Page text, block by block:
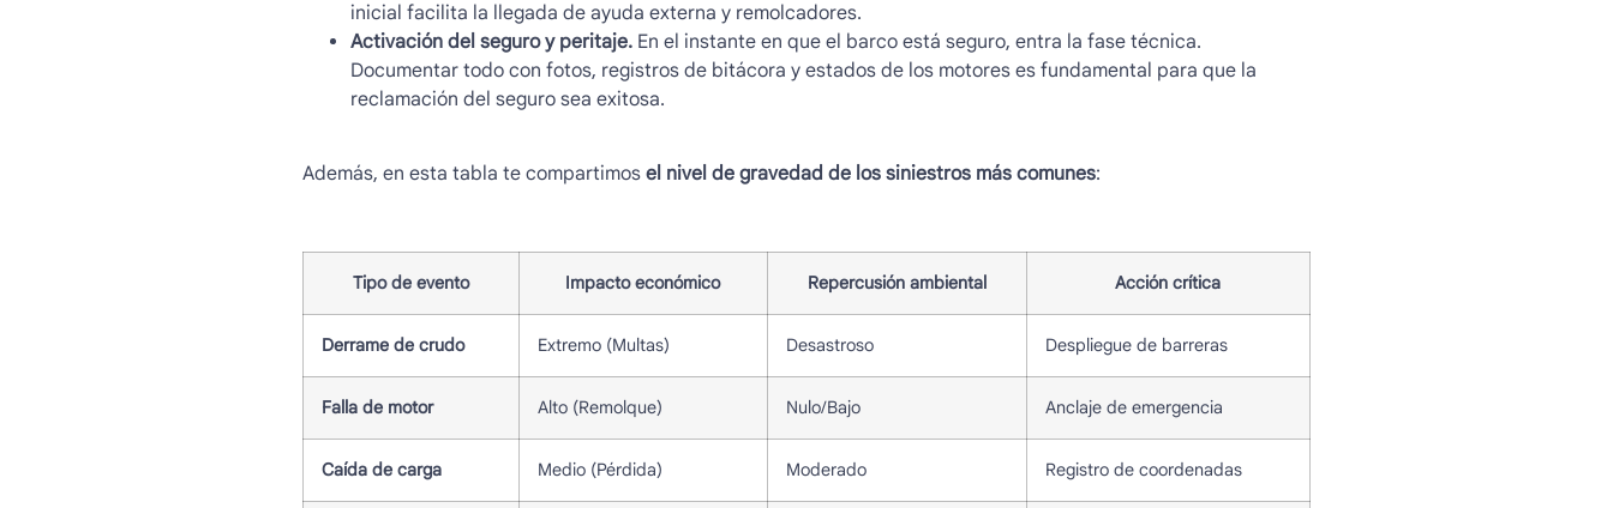
inicial facilita la llegada de ayuda externa y remolcadores.
Activación del seguro y peritaje. En el instante en que el barco está seguro, entra la fase técnica.
Documentar todo con fotos, registros de bitácora y estados de los motores es fundamental para que la
reclamación del seguro sea exitosa.
Además, en esta tabla te compartimos el nivel de gravedad de los siniestros más comunes:
Tipo de evento Impacto económico Repercusión ambiental Acción crítica
Derrame de crudo Extremo (Multas) Desastroso Despliegue de barreras
Falla de motor Alto (Remolque) Nulo/Bajo Anclaje de emergencia
Caída de carga Medio (Pérdida) Moderado Registro de coordenadas